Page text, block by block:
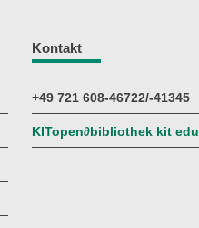
Kontakt
+49 721 608-46722/-41345
KITopen∂bibliothek kit edu